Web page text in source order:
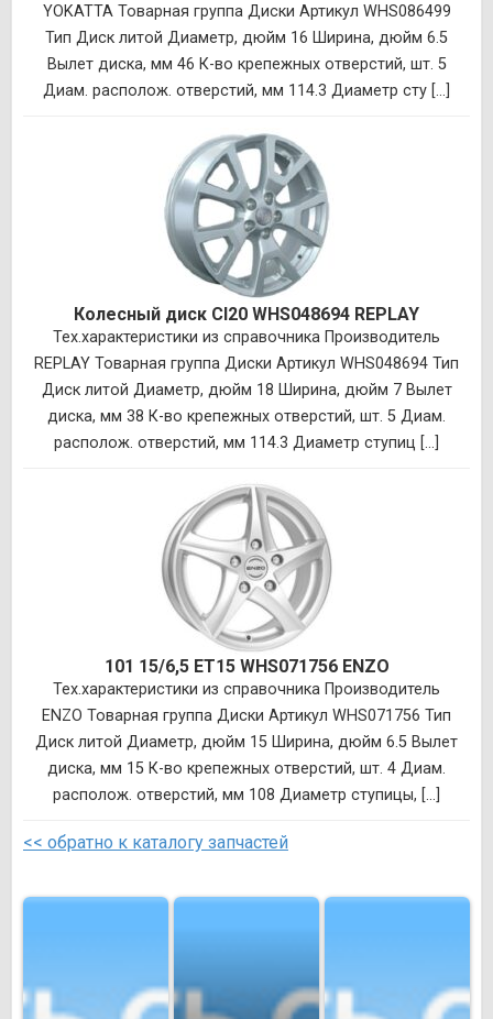
YOKATTA Товарная группа Диски Артикул WHS086499
Тип Диск литой Диаметр, дюйм 16 Ширина, дюйм 6.5
Вылет диска, мм 46 К-во крепежных отверстий, шт. 5
Диам. располож. отверстий, мм 114.3 Диаметр сту [...]
Колесный диск CI20 WHS048694 REPLAY
Тех.характеристики из справочника Производитель
REPLAY Товарная группа Диски Артикул WHS048694 Тип
Диск литой Диаметр, дюйм 18 Ширина, дюйм 7 Вылет
диска, мм 38 К-во крепежных отверстий, шт. 5 Диам.
располож. отверстий, мм 114.3 Диаметр ступиц [...]
101 15/6,5 ET15 WHS071756 ENZO
Тех.характеристики из справочника Производитель
ENZO Товарная группа Диски Артикул WHS071756 Тип
Диск литой Диаметр, дюйм 15 Ширина, дюйм 6.5 Вылет
диска, мм 15 К-во крепежных отверстий, шт. 4 Диам.
располож. отверстий, мм 108 Диаметр ступицы, [...]
<< обратно к каталогу запчастей